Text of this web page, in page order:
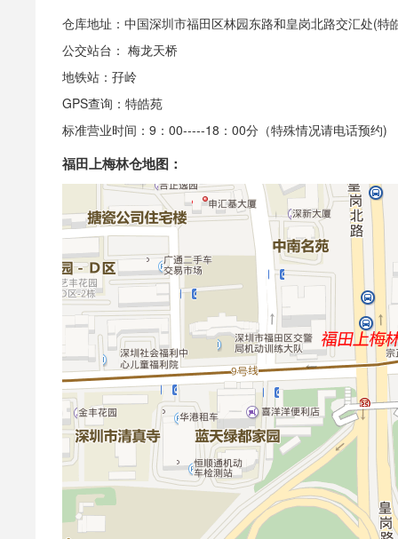
仓库地址：中国深圳市福田区林园东路和皇岗北路交汇处(特
公交站台： 梅龙天桥
地铁站：孖岭
GPS查询：特皓苑
标准营业时间：9：00-----18：00分（特殊情况请电话预约)
福田上梅林仓地图：